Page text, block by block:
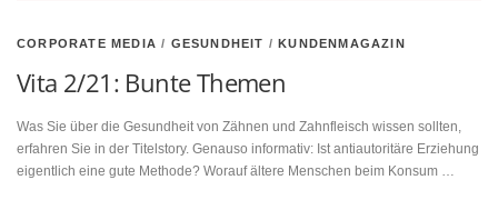
CORPORATE MEDIA / GESUNDHEIT /KUNDENMAGAZIN
Vita 2/21: Bunte Themen
Was Sie über die Gesundheit von Zähnen und Zahnfleisch wissen sollten,
erfahren Sie in der Titelstory. Genauso informativ: Ist antiautoritäre Erziehung
eigentlich eine gute Methode? Worauf ältere Menschen beim Konsum …